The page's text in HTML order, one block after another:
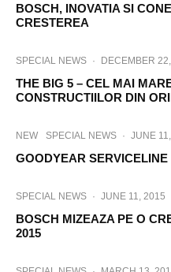
BOSCH, INOVATIA SI
CRESTEREA
SPECIAL NEWS · DECEMBER
THE BIG 5 – CEL MAI
CONSTRUCTIILOR DIN
NEW SPECIAL NEWS · JUNE
GOODYEAR
SPECIAL NEWS · JUNE 11, 2015
BOSCH MIZEAZA PE O
2015